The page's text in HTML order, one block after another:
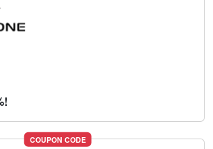
COUPON CODE